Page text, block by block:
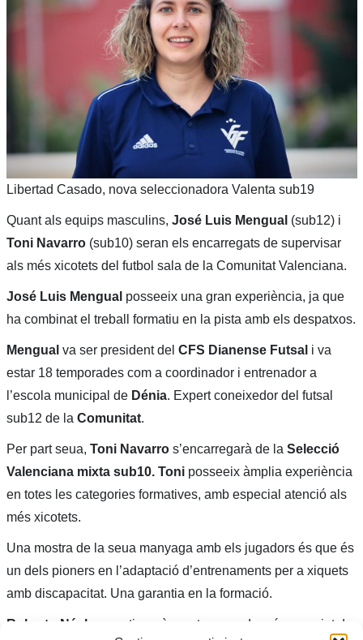
Libertad Casado, nova seleccionadora Valenta sub19
Quant als equips masculins, José Luis Mengual (sub12) i
Toni Navarro(sub10) seran els encarregats de supervisar
als més xicotets del futbol sala de la Comunitat Valenciana.
José Luis Mengual posseeix una gran experiència, ja que
ha combinat el treball formatiu en la pista amb els despatxos.
Mengual va ser president del CFS Dianense Futsal i va
estar 18 temporades com a coordinador i entrenador a
l’escola municipal de Dénia. Expert coneixedor del futsal
sub12 de la Comunitat.
Per part seua, Toni Navarro s’encarregarà de la Selecció
Valenciana mixta sub10. Toni posseeix àmplia experiència
en totes les categories formatives, amb especial atenció als
més xicotets.
Una mostra de la seua manyaga amb els jugadors és que és
un dels pioners en l’adaptació d’entrenaments per a xiquets
amb discapacitat. Una garantia en la formació.
Roberto Nácher
continuarà una temporada més exercint de